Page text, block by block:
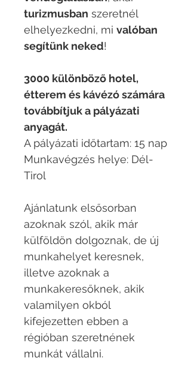
turizmusban szeretnél
elhelyezkedni, mi valóban
segítünk neked!
3000 különböző hotel,
étterem és kávézó számára
továbbítjuk a pályázati
anyagát.
A pályázati időtartam: 15 nap
Munkavégzés helye: Dél-
Tirol
Ajánlatunk elsősorban
azoknak szól, akik már
külföldön dolgoznak, de új
munkahelyet keresnek,
illetve azoknak a
munkakeresőknek, akik
valamilyen okból
kifejezetten ebben a
régióban szeretnének
munkát vállalni.